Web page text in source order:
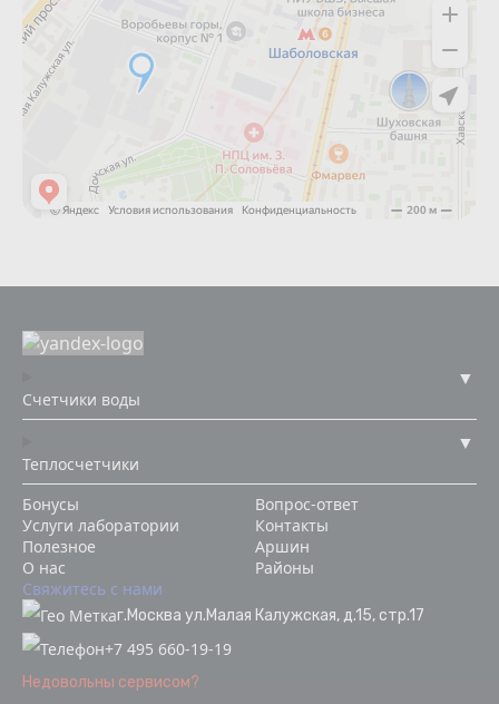
Счетчики воды
Теплосчетчики
Бонусы
Услуги лаборатории
Полезное
О нас
Вопрос-ответ
Контакты
Аршин
Районы
Свяжитесь с нами
г.Москва ул.Малая Калужская, д.15, стр.17
+7 495 660-19-19
Недовольны сервисом?